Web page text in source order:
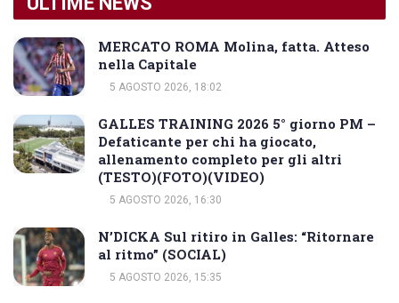
MERCATO ROMA Molina, fatta. Atteso
nella Capitale
5 AGOSTO 2026, 18:02
GALLES TRAINING 2026 5° giorno PM –
Defaticante per chi ha giocato,
allenamento completo per gli altri
(TESTO)(FOTO)(VIDEO)
5 AGOSTO 2026, 16:30
N’DICKA Sul ritiro in Galles: “Ritornare
al ritmo” (SOCIAL)
5 AGOSTO 2026, 15:35